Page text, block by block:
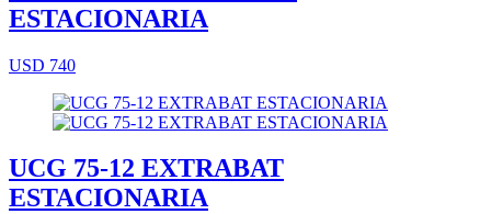
ESTACIONARIA
USD 740
UCG 75-12 EXTRABAT
ESTACIONARIA